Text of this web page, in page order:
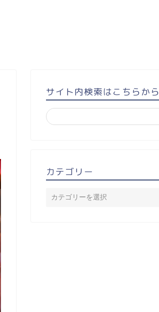
サイト内検索はこちらから
カテゴリー